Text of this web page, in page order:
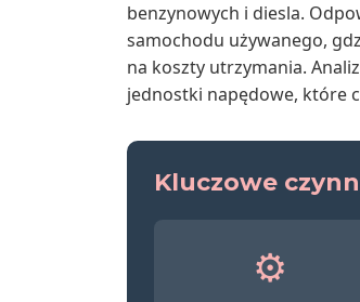
benzynowych i diesla.
samochodu używanego,
na koszty utrzymania.
jednostki napędowe, które
Kluczowe
⚙️